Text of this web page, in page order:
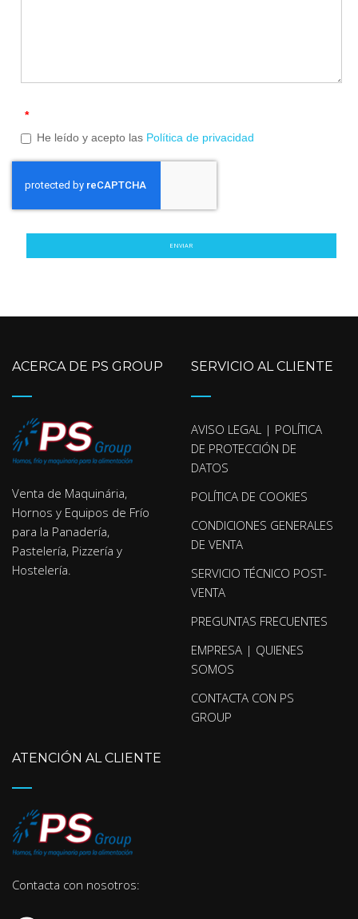
*
He leído y acepto las Política de privacidad
ENVIAR
ACERCA DE PS GROUP
Venta de Maquinária,
Hornos y Equipos de Frío
para la Panadería,
Pastelería, Pizzería y
Hostelería.
SERVICIO AL CLIENTE
AVISO LEGAL | POLÍTICA
DE PROTECCIÓN DE
DATOS
POLÍTICA DE COOKIES
CONDICIONES GENERALES
DE VENTA
SERVICIO TÉCNICO POST-
VENTA
PREGUNTAS FRECUENTES
EMPRESA | QUIENES
SOMOS
CONTACTA CON PS
GROUP
ATENCIÓN AL CLIENTE
Contacta con nosotros: